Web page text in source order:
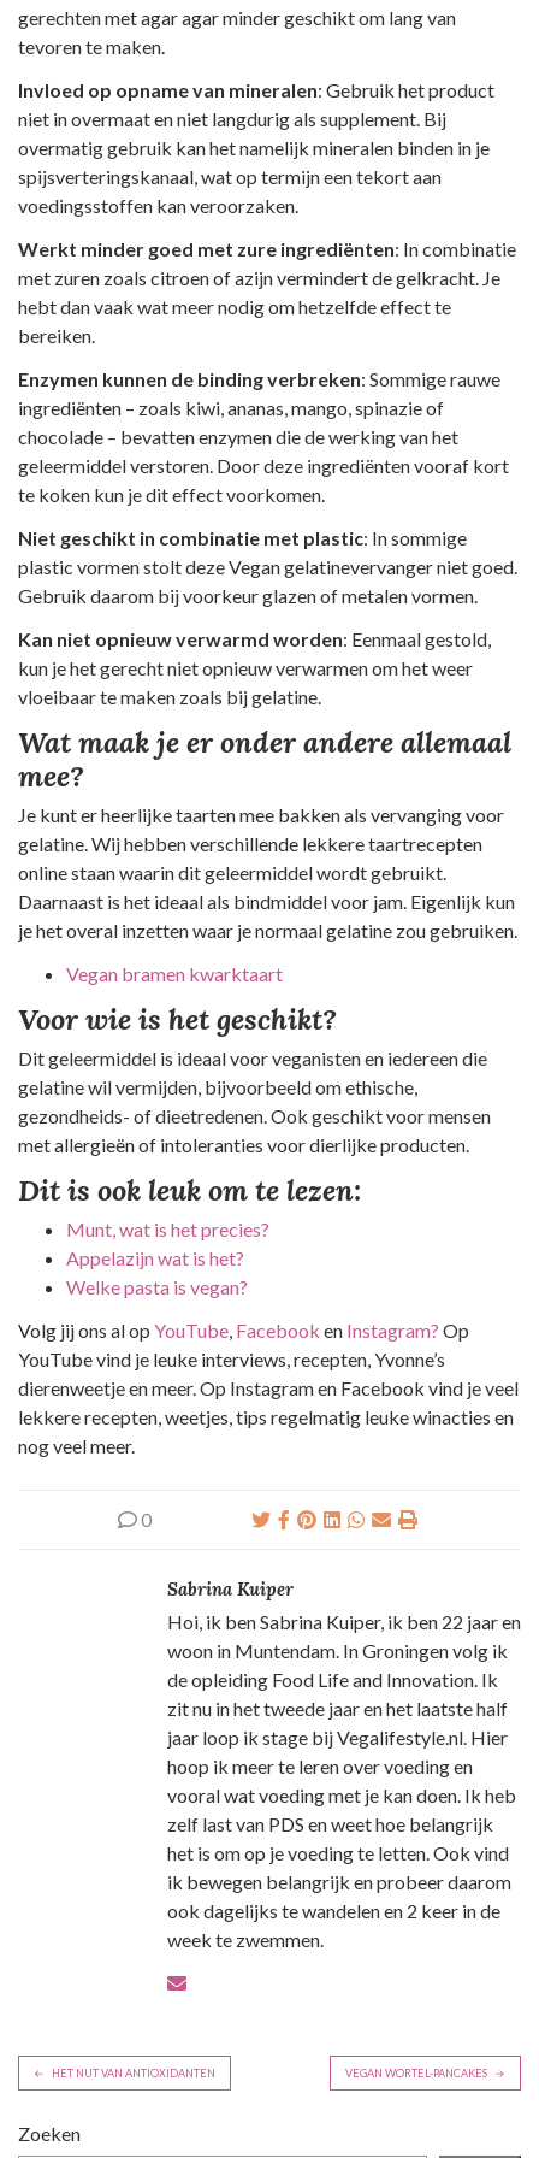
gerechten met agar agar minder geschikt om lang van
tevoren te maken.
Invloed op opname van mineralen: Gebruik het product
niet in overmaat en niet langdurig als supplement. Bij
overmatig gebruik kan het namelijk mineralen binden in je
spijsverteringskanaal, wat op termijn een tekort aan
voedingsstoffen kan veroorzaken.
Werkt minder goed met zure ingrediënten: In combinatie
met zuren zoals citroen of azijn vermindert de gelkracht. Je
hebt dan vaak wat meer nodig om hetzelfde effect te
bereiken.
Enzymen kunnen de binding verbreken: Sommige rauwe
ingrediënten – zoals kiwi, ananas, mango, spinazie of
chocolade – bevatten enzymen die de werking van het
geleermiddel verstoren. Door deze ingrediënten vooraf kort
te koken kun je dit effect voorkomen.
Niet geschikt in combinatie met plastic: In sommige
plastic vormen stolt deze Vegan gelatinevervanger niet goed.
Gebruik daarom bij voorkeur glazen of metalen vormen.
Kan niet opnieuw verwarmd worden: Eenmaal gestold,
kun je het gerecht niet opnieuw verwarmen om het weer
vloeibaar te maken zoals bij gelatine.
Wat maak je er onder andere allemaal
mee?
Je kunt er heerlijke taarten mee bakken als vervanging voor
gelatine. Wij hebben verschillende lekkere taartrecepten
online staan waarin dit geleermiddel wordt gebruikt.
Daarnaast is het ideaal als bindmiddel voor jam. Eigenlijk kun
je het overal inzetten waar je normaal gelatine zou gebruiken.
Vegan bramen kwarktaart
Voor wie is het geschikt?
Dit geleermiddel is ideaal voor veganisten en iedereen die
gelatine wil vermijden, bijvoorbeeld om ethische,
gezondheids- of dieetredenen. Ook geschikt voor mensen
met allergieën of intoleranties voor dierlijke producten.
Dit is ook leuk om te lezen:
Munt, wat is het precies?
Appelazijn wat is het?
Welke pasta is vegan?
Volg jij ons al op YouTube Facebook en Instagram? Op
YouTube vind je leuke interviews, recepten, Yvonne’s
dierenweetje en meer. Op Instagram en Facebook vind je veel
lekkere recepten, weetjes, tips regelmatig leuke winacties en
nog veel meer.
0
Sabrina Kuiper
Hoi, ik ben Sabrina Kuiper, ik ben 22 jaar en
woon in Muntendam. In Groningen volg ik
de opleiding Food Life and Innovation. Ik
zit nu in het tweede jaar en het laatste half
jaar loop ik stage bij Vegalifestyle.nl. Hier
hoop ik meer te leren over voeding en
vooral wat voeding met je kan doen. Ik heb
zelf last van PDS en weet hoe belangrijk
het is om op je voeding te letten. Ook vind
ik bewegen belangrijk en probeer daarom
ook dagelijks te wandelen en 2 keer in de
week te zwemmen.
B
r
HET NUT VAN ANTIOXIDANTEN VEGAN WORTEL-PANCAKES
Zoeken